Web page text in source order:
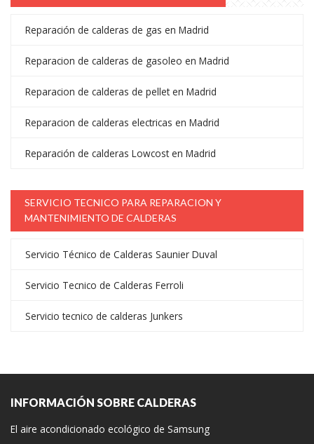
Reparación de calderas de gas en Madrid
Reparacion de calderas de gasoleo en Madrid
Reparacion de calderas de pellet en Madrid
Reparacion de calderas electricas en Madrid
Reparación de calderas Lowcost en Madrid
SERVICIO TECNICO PARA REPARACION Y
MANTENIMIENTO DE CALDERAS
Servicio Técnico de Calderas Saunier Duval
Servicio Tecnico de Calderas Ferroli
Servicio tecnico de calderas Junkers
INFORMACIÓN SOBRE CALDERAS
El aire acondicionado ecológico de Samsung